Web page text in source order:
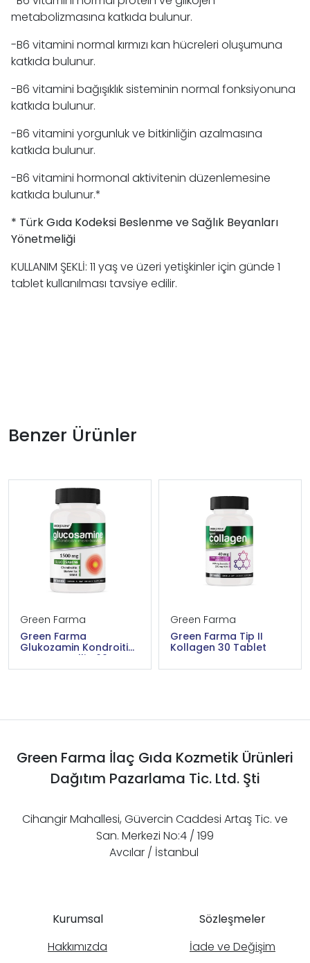
metabolizmasına katkıda bulunur.
-B6 vitamini normal kırmızı kan hücreleri oluşumuna
katkıda bulunur.
-B6 vitamini bağışıklık sisteminin normal fonksiyonuna
katkıda bulunur.
-B6 vitamini yorgunluk ve bitkinliğin azalmasına
katkıda bulunur.
-B6 vitamini hormonal aktivitenin düzenlemesine
katkıda bulunur.*
* Türk Gıda Kodeksi Beslenme ve Sağlık Beyanları
Yönetmeliği
KULLANIM ŞEKLİ: 11 yaş ve üzeri yetişkinler için günde 1
tablet kullanılması tavsiye edilir.
Benzer Ürünler
Green Farma
Green Farma
Glukozamin Kondroitin
MSM Boswellia 60
Tablet
Green Farma
Green Farma Tip II
Kollagen 30 Tablet
Green Farma İlaç Gıda Kozmetik Ürünleri
Dağıtım Pazarlama Tic. Ltd. Şti
Cihangir Mahallesi, Güvercin Caddesi Artaş Tic. ve
San. Merkezi No:4 / 199
Avcılar / İstanbul
Kurumsal
Hakkımızda
Sözleşmeler
İade ve Değişim